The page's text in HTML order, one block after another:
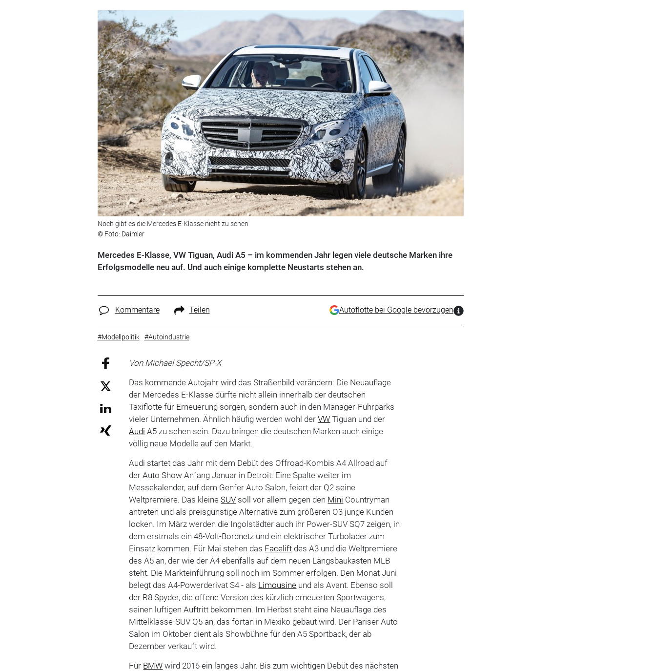
Noch gibt es die Mercedes E-Klasse nicht zu sehen
© Foto: Daimler
Mercedes E-Klasse, VW Tiguan, Audi A5 – im kommenden Jahr legen viele deutsche Marken ihre
Erfolgsmodelle neu auf. Und auch einige komplette Neustarts stehen an.
Kommentare Teilen Autoflotte bei Google bevorzugen
#Modellpolitik #Autoindustrie
Von Michael Specht/SP-X
Das kommende Autojahr wird das Straßenbild verändern: Die Neuauflage
der Mercedes E-Klasse dürfte nicht allein innerhalb der deutschen
Taxiflotte für Erneuerung sorgen, sondern auch in den Manager-Fuhrparks
vieler Unternehmen. Ähnlich häufig werden wohl derVW Tiguan und der
Audi A5 zu sehen sein. Dazu bringen die deutschen Marken auch einige
völlig neue Modelle auf den Markt.
Audi startet das Jahr mit dem Debüt des Offroad-Kombis A4 Allroad auf
der Auto Show Anfang Januar in Detroit. Eine Spalte weiter im
Messekalender, auf dem Genfer Auto Salon, feiert der Q2 seine
Weltpremiere. Das kleineSUV soll vor allem gegen den Mini Countryman
antreten und als preisgünstige Alternative zum größeren Q3 junge Kunden
locken. Im März werden die Ingolstädter auch ihr Power-SUV SQ7 zeigen, in
dem erstmals ein 48-Volt-Bordnetz und ein elektrischer Turbolader zum
Einsatz kommen. Für Mai stehen das Facelift des A3 und die Weltpremiere
des A5 an, der wie der A4 ebenfalls auf dem neuen Längsbaukasten MLB
steht. Die Markteinführung soll noch im Sommer erfolgen. Den Monat Juni
belegt das A4-Powerderivat S4 - als Limousine und als Avant. Ebenso soll
der R8 Spyder, die offene Version des kürzlich erneuerten Sportwagens,
seinen luftigen Auftritt bekommen. Im Herbst steht eine Neuauflage des
Mittelklasse-SUV Q5 an, das fortan in Mexiko gebaut wird. Der Pariser Auto
Salon im Oktober dient als Showbühne für den A5 Sportback, der ab
Dezember verkauft wird.
Für BMW wird 2016 ein langes Jahr. Bis zum wichtigen Debüt des nächsten